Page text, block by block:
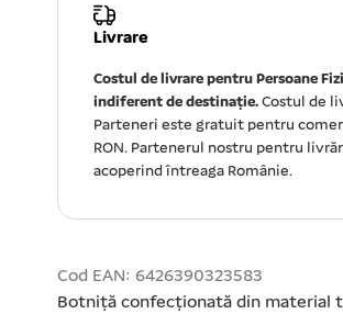
Livrare
Costul de livrare pentru Persoane
indiferent de destinație. Costul de
Parteneri este gratuit pentru
RON. Partenerul nostru pentru
acoperind întreaga Românie.
Cod EAN: 6426390323583
Botniță confecționată din material